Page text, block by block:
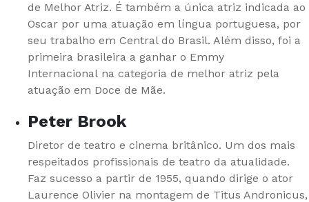
de Melhor Atriz. É também a única atriz indicada ao
Oscar por uma atuação em língua portuguesa, por
seu trabalho em Central do Brasil. Além disso, foi a
primeira brasileira a ganhar o Emmy
Internacional na categoria de melhor atriz pela
atuação em Doce de Mãe.
Peter Brook
Diretor de teatro e cinema britânico. Um dos mais
respeitados profissionais de teatro da atualidade.
Faz sucesso a partir de 1955, quando dirige o ator
Laurence Olivier na montagem de Titus Andronicus,